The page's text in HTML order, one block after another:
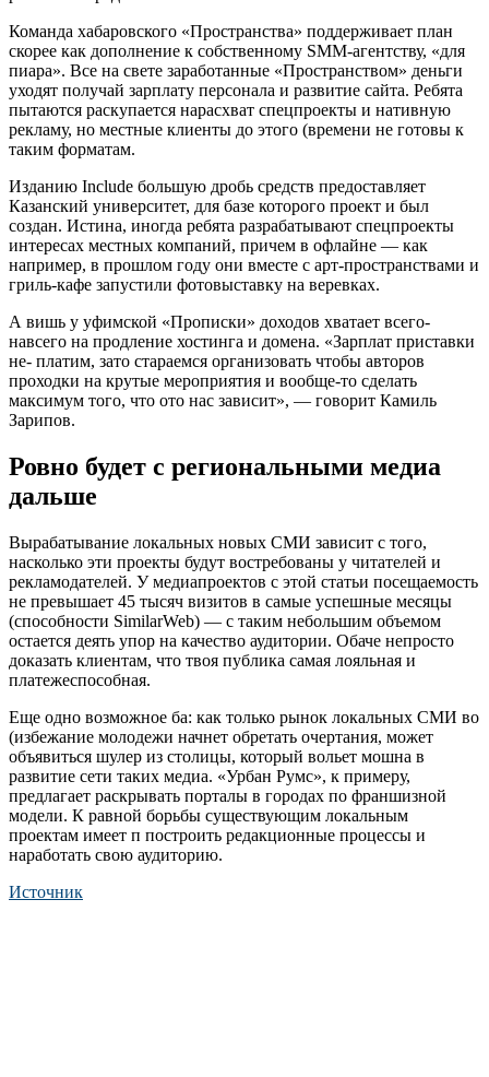
Команда хабаровского «Пространства» поддерживает план
скорее как дополнение к собственному SMM-агентству, «для
пиара». Все на свете заработанные «Пространством» деньги
уходят получай зарплату персонала и развитие сайта. Ребята
пытаются раскупается нарасхват спецпроекты и нативную
рекламу, но местные клиенты до этого (времени не готовы к
таким форматам.
Изданию Include большую дробь средств предоставляет
Казанский университет, для базе которого проект и был
создан. Истина, иногда ребята разрабатывают спецпроекты
интересах местных компаний, причем в офлайне — как
например, в прошлом году они вместе с арт-пространствами и
гриль-кафе запустили фотовыставку на веревках.
А вишь у уфимской «Прописки» доходов хватает всего-
навсего на продление хостинга и домена. «Зарплат приставки
не- платим, зато стараемся организовать чтобы авторов
проходки на крутые мероприятия и вообще-то сделать
максимум того, что ото нас зависит», — говорит Камиль
Зарипов.
Ровно будет с региональными медиа
дальше
Вырабатывание локальных новых СМИ зависит с того,
насколько эти проекты будут востребованы у читателей и
рекламодателей. У медиапроектов с этой статьи посещаемость
не превышает 45 тысяч визитов в самые успешные месяцы
(способности SimilarWeb) — с таким небольшим объемом
остается деять упор на качество аудитории. Обаче непросто
доказать клиентам, что твоя публика самая лояльная и
платежеспособная.
Еще одно возможное ба: как только рынок локальных СМИ во
(избежание молодежи начнет обретать очертания, может
объявиться шулер из столицы, который вольет мошна в
развитие сети таких медиа. «Урбан Румс», к примеру,
предлагает раскрывать порталы в городах по франшизной
модели. К равной борьбы существующим локальным
проектам имеет п построить редакционные процессы и
наработать свою аудиторию.
Источник